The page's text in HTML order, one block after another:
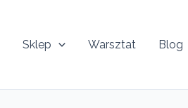
Sklep Warsztat Blog